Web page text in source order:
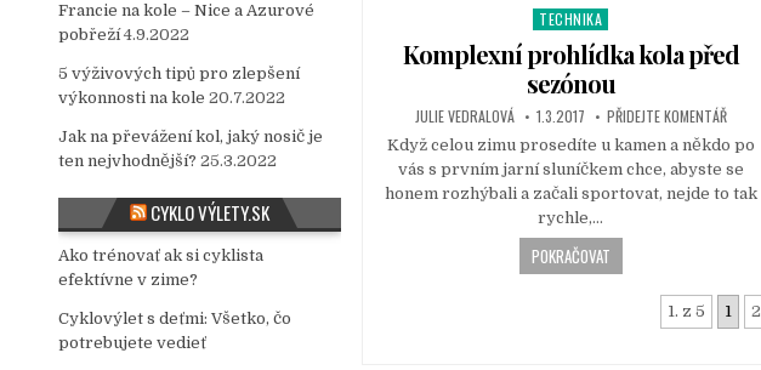
P
s
t
e
d
i
n
TECHNIKA
Komplexní prohlídka kola před
sezónou
JULIE VEDRALOVÁ 1.3.2017 PŘIDEJTE KOMENTÁŘ
Když celou zimu prosedíte u kamen a někdo po
vás s prvním jarní sluníčkem chce, abyste se
honem rozhýbali a začali sportovat, nejde to tak
rychle,…
POKRAČOVAT
1. z 5 1 2
Francie na kole – Nice a Azurové
pobřeží 4.9.2022
5 výživových tipů pro zlepšení
výkonnosti na kole 20.7.2022
Jak na převážení kol, jaký nosič je
ten nejvhodnější? 25.3.2022
CYKLO VÝLETY.SK
Ako trénovať ak si cyklista
efektívne v zime?
Cyklovýlet s deťmi: Všetko, čo
potrebujete vedieť